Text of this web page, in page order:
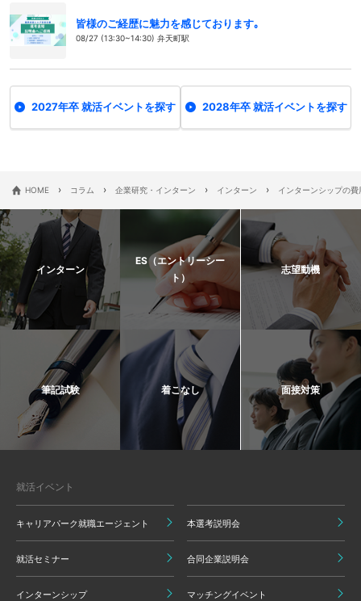
皆様のご経歴に魅力を感じております｡
08/27 (13:30~14:30) 弁天町駅
2027年卒 就活イベントを探す 2028年卒 就活イベントを探す
HOME › コラム › 企業研究・インターン › インターン › インターンシップの
インターン
ES（エントリーシー
ト）
志望動機
筆記試験 着こなし 面接対策
就活イベント
キャリアパーク就職エージェント 本選考説明会
就活セミナー 合同企業説明会
インターンシップ マッチングイベント